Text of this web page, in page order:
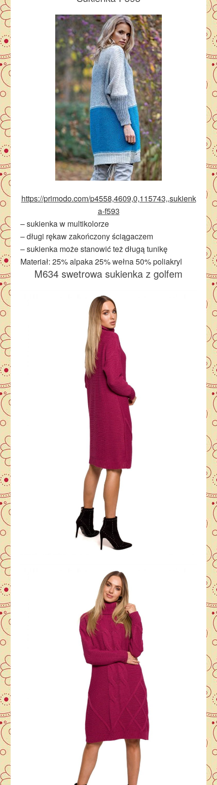
https://primodo.com/p4558,4609,0,115743,,sukienk
a-f593
– sukienka w multikolorze
– długi rękaw zakończony ściągaczem
– sukienka może stanowić też długą tunikę
Materiał: 25% alpaka 25% wełna 50% poliakryl
M634 swetrowa sukienka z golfem